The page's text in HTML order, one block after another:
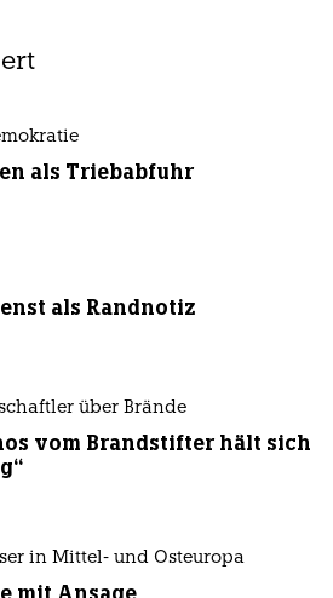
als Triebabfuhr
als Randnotiz
über Brände
vom Brandstifter hält sich
in Mittel- und Osteuropa